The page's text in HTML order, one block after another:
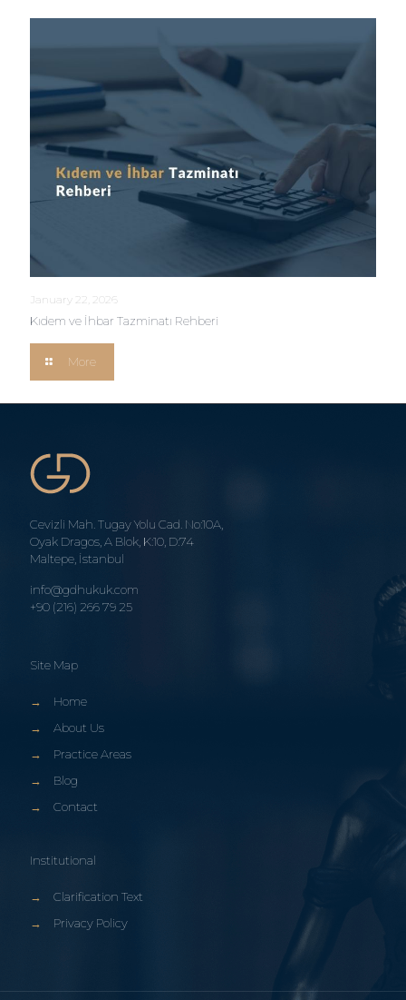
January 22, 2026
Kıdem ve İhbar Tazminatı Rehberi
More
Cevizli Mah. Tugay Yolu Cad. No:10A,
Oyak Dragos, A Blok, K:10, D:74
Maltepe, İstanbul
info@gdhukuk.com
+90 (216) 266 79 25
Site Map
→
Home
→
About Us
→
Practice Areas
→
Blog
→
Contact
Institutional
→
Clarification Text
→
Privacy Policy